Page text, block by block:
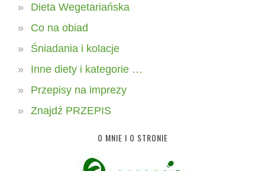
Dieta Wegetariańska
Co na obiad
Śniadania i kolacje
Inne diety i kategorie …
Przepisy na imprezy
Znajdź PRZEPIS
O MNIE I O STRONIE